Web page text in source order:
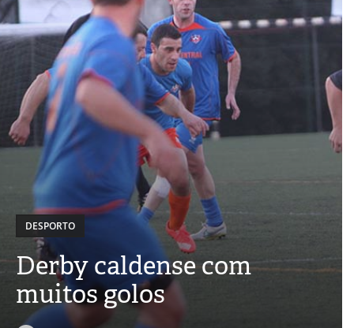
DESPORTO
Derby caldense com
muitos golos